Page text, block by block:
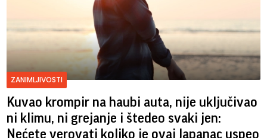
ZANIMLJIVOSTI
Kuvao krompir na haubi auta, nije uključivao
ni klimu, ni grejanje i štedeo svaki jen:
Nećete verovati koliko je ovaj Japanac uspeo